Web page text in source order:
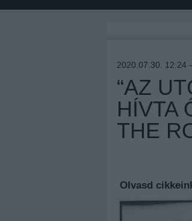
2020.07.30. 12:24
“AZ
HÍVTA
THE
Olvasd